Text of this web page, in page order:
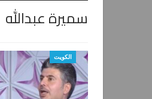
سميرة عبدالله
الكويت